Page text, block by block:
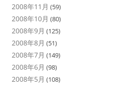
2008年11月 (59)
2008年10月 (80)
2008年9月 (125)
2008年8月 (51)
2008年7月 (149)
2008年6月 (98)
2008年5月 (108)